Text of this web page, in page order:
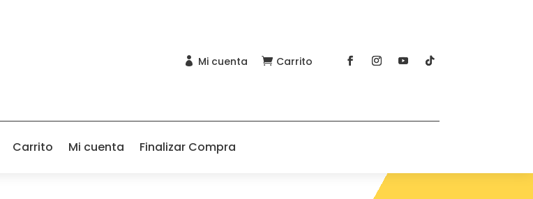
 Mi cuenta  Carrito
Carrito Mi cuenta Finalizar Compra